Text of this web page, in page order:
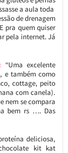
a aula toda
de drenagem
pra quem quiser
pela internet. Já
“Uma excelente
e também como
cottage, peito
com canela).
nem se compara
bem rs …. Das
deliciosa,
kit kat